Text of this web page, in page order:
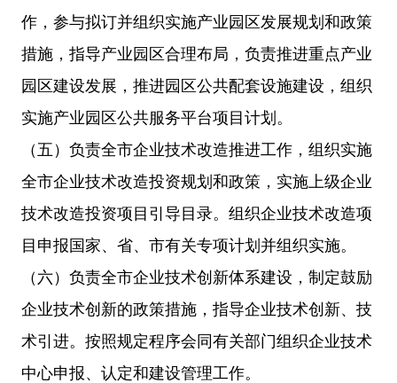
作，参与拟订并组织实施产业园区发展规划和政策
措施，指导产业园区合理布局，负责推进重点产业
园区建设发展，推进园区公共配套设施建设，组织
实施产业园区公共服务平台项目计划。
（五）负责全市企业技术改造推进工作，组织实施
全市企业技术改造投资规划和政策，实施上级企业
技术改造投资项目引导目录。组织企业技术改造项
目申报国家、省、市有关专项计划并组织实施。
（六）负责全市企业技术创新体系建设，制定鼓励
企业技术创新的政策措施，指导企业技术创新、技
术引进。按照规定程序会同有关部门组织企业技术
中心申报、认定和建设管理工作。